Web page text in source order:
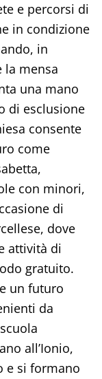
e percorsi di
in condizione
in
la mensa
una mano
di esclusione
consente
come
con minori,
di
dove
attività di
gratuito.
un futuro
da
all’Ionio,
e si formano